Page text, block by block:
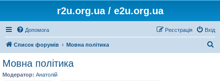
r2u.org.ua / e2u.org.ua
Допомога Вхід
Реєстрація
Список форумів Мовна політика
Мовна політика
Модератор: Анатолій